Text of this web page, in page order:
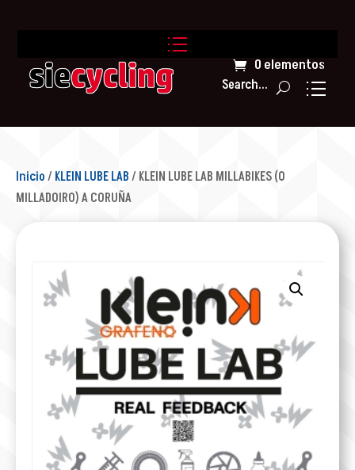
0 elementos
Search...
Inicio/ KLEIN LUBE LAB/ KLEIN LUBE LAB MILLABIKES (O
MILLADOIRO) A CORUÑA